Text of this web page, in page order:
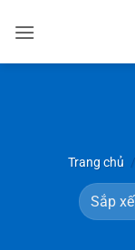
qua
Trang chủ /